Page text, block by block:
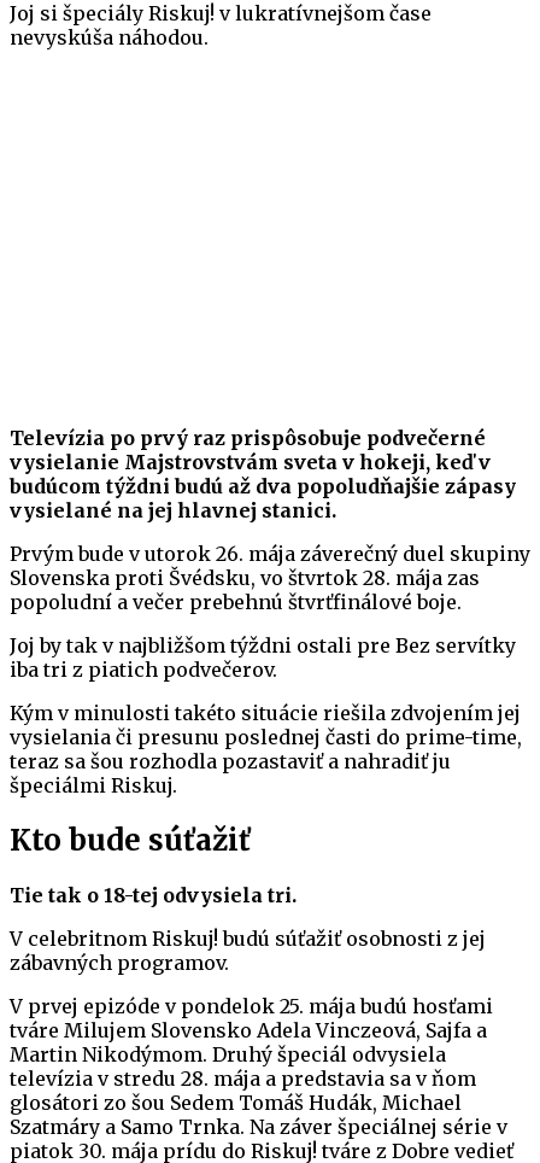
Joj si špeciály Riskuj! v lukratívnejšom čase
nevyskúša náhodou.
Televízia po prvý raz prispôsobuje podvečerné
vysielanie Majstrovstvám sveta v hokeji, keď v
budúcom týždni budú až dva popoludňajšie zápasy
vysielané na jej hlavnej stanici.
Prvým bude v utorok 26. mája záverečný duel skupiny
Slovenska proti Švédsku, vo štvrtok 28. mája zas
popoludní a večer prebehnú štvrťfinálové boje.
Joj by tak v najbližšom týždni ostali pre Bez servítky
iba tri z piatich podvečerov.
Kým v minulosti takéto situácie riešila zdvojením jej
vysielania či presunu poslednej časti do prime-time,
teraz sa šou rozhodla pozastaviť a nahradiť ju
špeciálmi Riskuj.
Kto bude súťažiť
Tie tak o 18-tej odvysiela tri.
V celebritnom Riskuj! budú súťažiť osobnosti z jej
zábavných programov.
V prvej epizóde v pondelok 25. mája budú hosťami
tváre Milujem Slovensko Adela Vinczeová, Sajfa a
Martin Nikodýmom. Druhý špeciál odvysiela
televízia v stredu 28. mája a predstavia sa v ňom
glosátori zo šou Sedem Tomáš Hudák, Michael
Szatmáry a Samo Trnka. Na záver špeciálnej série v
piatok 30. mája prídu do Riskuj! tváre z Dobre vedieť